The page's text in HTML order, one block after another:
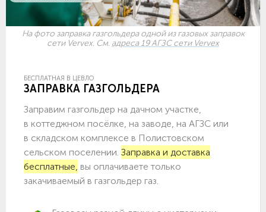
На фото заправка газгольдера одной из газовых заправок
сети Vervex. См. адреса 19 АГЗС сети Vervex
БЕСПЛАТНАЯ В ЦЕВЛО
ЗАПРАВКА ГАЗГОЛЬДЕРА
Заправим газгольдер на дачном участке,
в коттеджном посёлке, на заводе, на АГЗС или
в складском комплексе в Полистовском
сельском поселении. Заправка и доставка
бесплатные, вы оплачиваете только
закачиваемый в газгольдер газ.